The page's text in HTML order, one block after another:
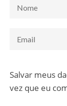
Salvar meus
vez que eu